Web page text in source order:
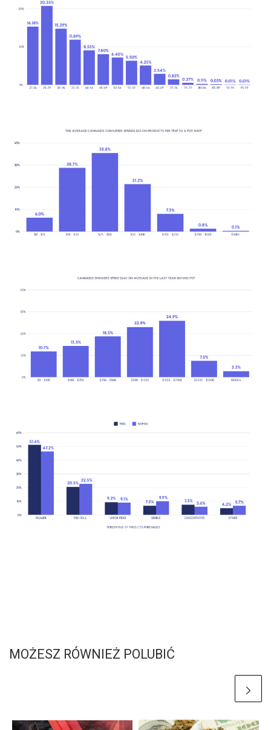
MOŻESZ RÓWNIEŻ POLUBIĆ